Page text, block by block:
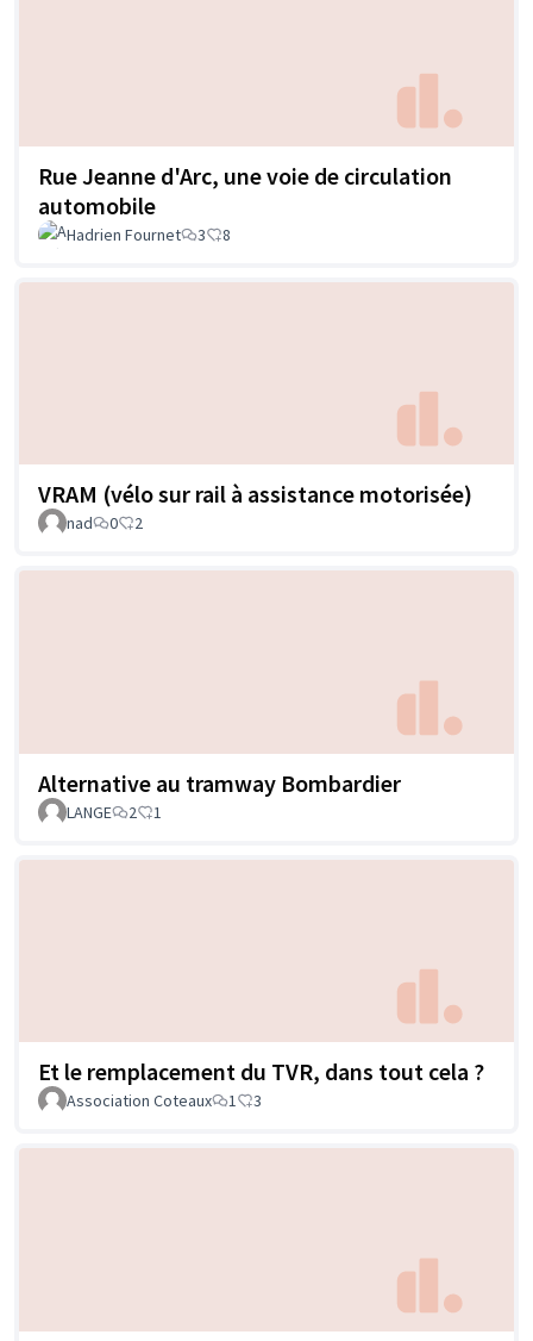
Rue Jeanne d'Arc, une voie de circulation
automobile
Hadrien Fournet 3 8
VRAM (vélo sur rail à assistance motorisée)
nad 0 2
Alternative au tramway Bombardier
LANGE 2 1
Et le remplacement du TVR, dans tout cela ?
Association Coteaux 1 3